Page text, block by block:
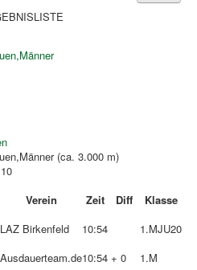
(ca. 3.000 m)
Verein Zeit Diff
Klasse
LAZ Birkenfeld 10:54 1.MJU20
Ausdauerteam.de10:54 + 0 1.M